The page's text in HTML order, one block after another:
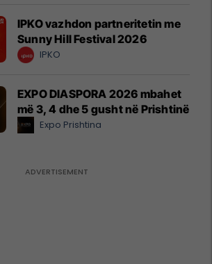
IPKO vazhdon partneritetin me
Sunny Hill Festival 2026
IPKO
EXPO DIASPORA 2026 mbahet
më 3, 4 dhe 5 gusht në Prishtinë
Expo Prishtina